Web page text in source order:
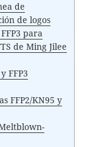
de
de logos
para
de Ming Jilee
FFP3
FFP2/KN95 y